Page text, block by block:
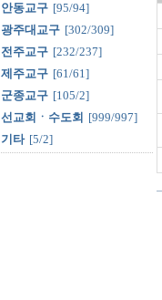
안동교구 [95/94]
광주대교구 [302/309]
전주교구 [232/237]
제주교구 [61/61]
군종교구 [105/2]
선교회ㆍ수도회 [999/997]
기타 [5/2]